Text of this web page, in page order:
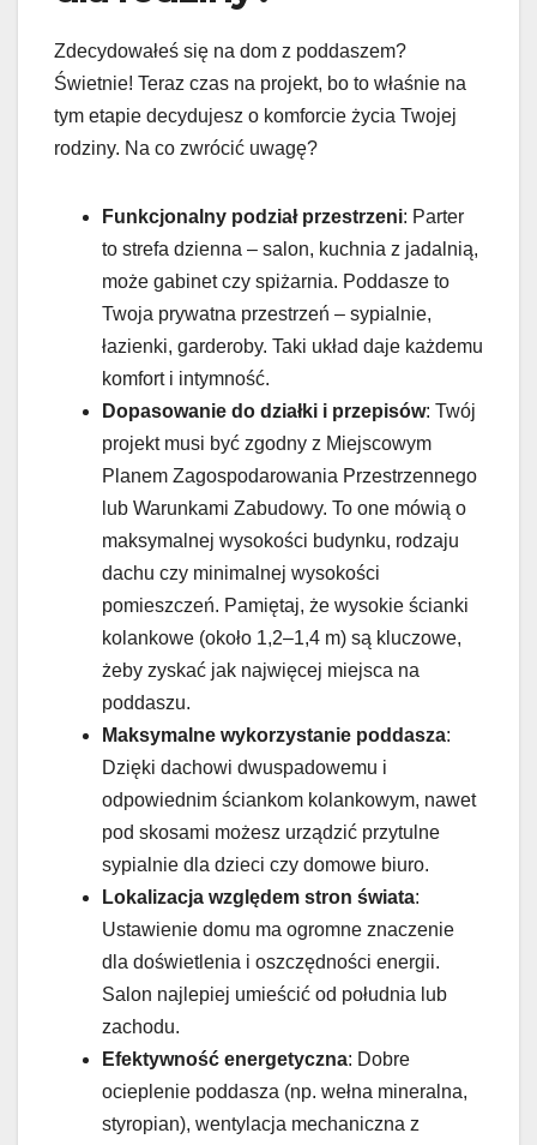
Zdecydowałeś się na dom z poddaszem?
Świetnie! Teraz czas na projekt, bo to właśnie na
tym etapie decydujesz o komforcie życia Twojej
rodziny. Na co zwrócić uwagę?
Funkcjonalny podział przestrzeni: Parter
to strefa dzienna – salon, kuchnia z jadalnią,
może gabinet czy spiżarnia. Poddasze to
Twoja prywatna przestrzeń – sypialnie,
łazienki, garderoby. Taki układ daje każdemu
komfort i intymność.
Dopasowanie do działki i przepisów: Twój
projekt musi być zgodny z Miejscowym
Planem Zagospodarowania Przestrzennego
lub Warunkami Zabudowy. To one mówią o
maksymalnej wysokości budynku, rodzaju
dachu czy minimalnej wysokości
pomieszczeń. Pamiętaj, że wysokie ścianki
kolankowe (około 1,2–1,4 m) są kluczowe,
żeby zyskać jak najwięcej miejsca na
poddaszu.
Maksymalne wykorzystanie poddasza:
Dzięki dachowi dwuspadowemu i
odpowiednim ściankom kolankowym, nawet
pod skosami możesz urządzić przytulne
sypialnie dla dzieci czy domowe biuro.
Lokalizacja względem stron świata:
Ustawienie domu ma ogromne znaczenie
dla doświetlenia i oszczędności energii.
Salon najlepiej umieścić od południa lub
zachodu.
Efektywność energetyczna: Dobre
ocieplenie poddasza (np. wełna mineralna,
styropian), wentylacja mechaniczna z